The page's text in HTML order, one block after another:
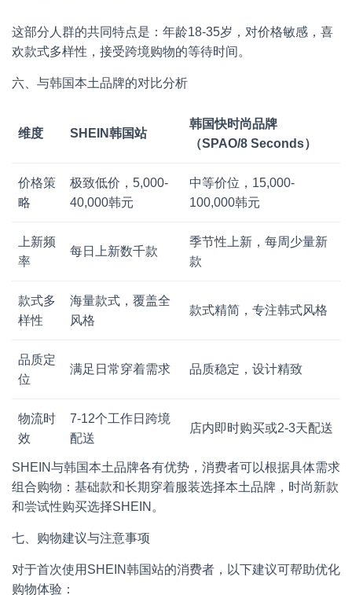
这部分人群的共同特点是：年龄18-35岁，对价格敏感，喜
欢款式多样性，接受跨境购物的等待时间。
六、与韩国本土品牌的对比分析
维度 SHEIN韩国站
韩国快时尚品牌
（SPAO/8 Seconds）
价格策
略
极致低价，5,000-
40,000韩元
中等价位，15,000-
100,000韩元
上新频
率
每日上新数千款
季节性上新，每周少量新
款
款式多
样性
海量款式，覆盖全
风格
款式精简，专注韩式风格
品质定
位
满足日常穿着需求 品质稳定，设计精致
物流时
效
7-12个工作日跨境
配送
店内即时购买或2-3天配送
SHEIN与韩国本土品牌各有优势，消费者可以根据具体需求
组合购物：基础款和长期穿着服装选择本土品牌，时尚新款
和尝试性购买选择SHEIN。
七、购物建议与注意事项
对于首次使用SHEIN韩国站的消费者，以下建议可帮助优化
购物体验：